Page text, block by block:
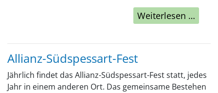
Weiterlesen …
Allianz-Südspessart-Fest
Jährlich findet das Allianz-Südspessart-Fest statt, jedes
Jahr in einem anderen Ort. Das gemeinsame Bestehen